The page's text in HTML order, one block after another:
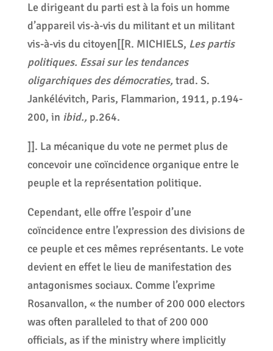
Le dirigeant du parti est à la fois un homme
d’appareil vis-à-vis du militant et un militant
vis-à-vis du citoyen[[R. MICHIELS, Les partis
politiques. Essai sur les tendances
oligarchiques des démocraties, trad. S.
Jankélévitch, Paris, Flammarion, 1911, p.194-
200, in ibid., p.264.
]]. La mécanique du vote ne permet plus de
concevoir une coïncidence organique entre le
peuple et la représentation politique.
Cependant, elle offre l’espoir d’une
coïncidence entre l’expression des divisions de
ce peuple et ces mêmes représentants. Le vote
devient en effet le lieu de manifestation des
antagonismes sociaux. Comme l’exprime
Rosanvallon, « the number of 200 000 electors
was often paralleled to that of 200 000
officials, as if the ministry where implicitly